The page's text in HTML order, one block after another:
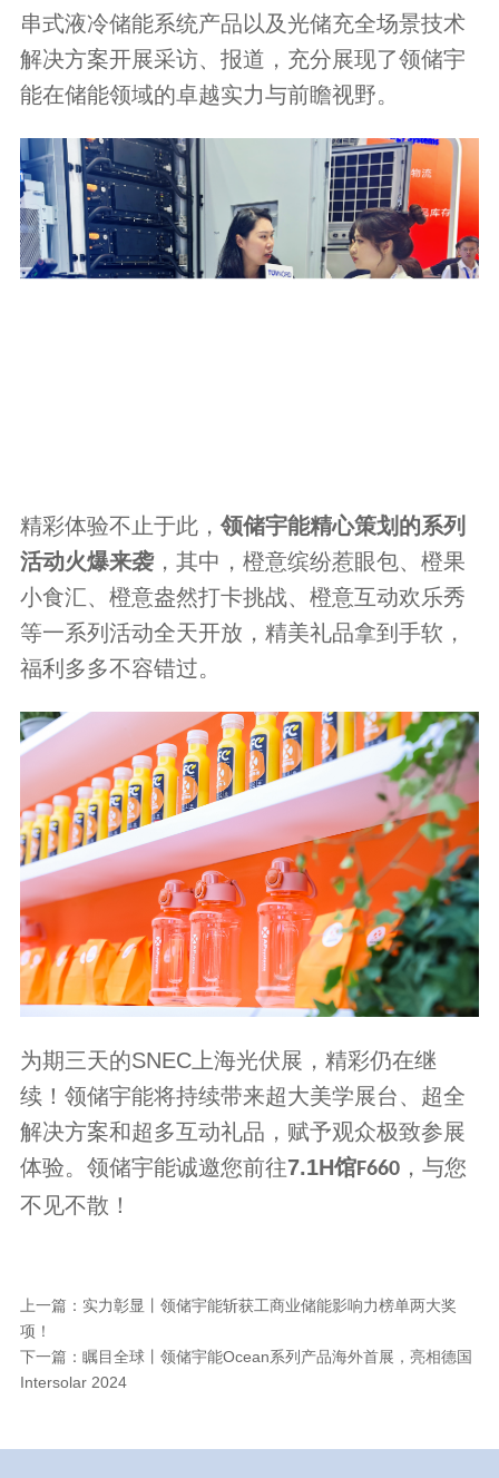
串式液冷储能系统产品以及光储充全场景技术
解决方案开展采访、报道，充分展现了领储宇
能在储能领域的卓越实力与前瞻视野。
精彩体验不止于此， 领储宇能精心策划的系列
活动火爆来袭，其中，橙意缤纷惹眼包、橙果
小食汇、橙意盎然打卡挑战、橙意互动欢乐秀
等一系列活动全天开放，精美礼品拿到手软，
福利多多不容错过。
为期三天的SNEC上海光伏展，精彩仍在继
续！领储宇能将持续带来超大美学展台、超全
解决方案和超多互动礼品，赋予观众极致参展
体验。领储宇能诚邀您前往7.1H馆F660，与您
不见不散！
上一篇：实力彰显丨领储宇能斩获工商业储能影响力榜单两大奖
项！
下一篇：瞩目全球丨领储宇能Ocean系列产品海外首展，亮相德国
Intersolar 2024